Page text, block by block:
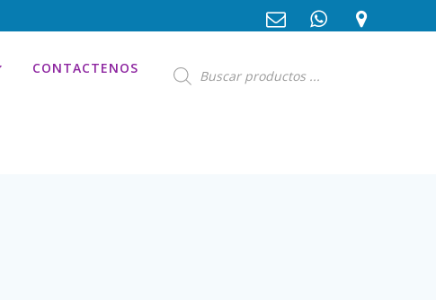
CONTACTENOS
Búsqueda
de